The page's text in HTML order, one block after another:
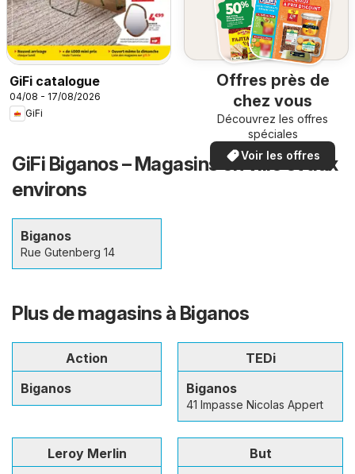
GiFi catalogue
04/08 - 17/08/2026
GiFi
Offres près de
chez vous
Découvrez les offres
spéciales
Voir les offres
GiFi Biganos – Magasins en ville et aux
environs
Biganos
Rue Gutenberg 14
Plus de magasins à Biganos
Action
Biganos
TEDi
Biganos
41 Impasse Nicolas Appert
Leroy Merlin
But